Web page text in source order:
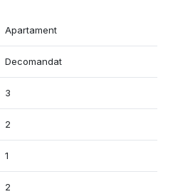
Apartament
Decomandat
3
2
1
2